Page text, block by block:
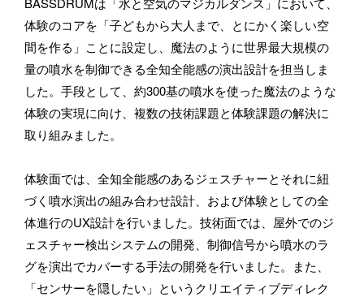
体験のコアを「子どもから大人まで、とにかく楽しい空
間を作る」ことに設定し、魔法のように世界最大規模の
量の噴水を制御できる全知全能感の演出設計を担当しま
した。手段として、約300基の噴水を使った魔法のような
体験の実現に向け、複数の技術課題と体験課題の解決に
取り組みました。
体験面では、全知全能感のあるジェスチャーとそれに紐
づく噴水演出の組み合わせ設計、および体験としての全
体進行のUX設計を行いました。技術面では、屋外でのジ
ェスチャー検出システムの開発、制御信号から噴水のラ
グを演出でカバーする手法の開発を行いました。また、
「センサーを隠したい」というクリエイティブディレク
お仕事のご依頼・取材のご相談など、下記のフォームからお気軽
にお問い合わせください。メールの場合は hello@bassdrum.org か
らご連絡ください。
お名前